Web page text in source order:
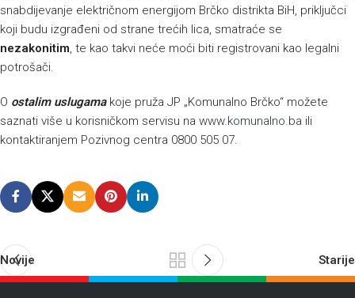
snabdijevanje električnom energijom Brčko distrikta BiH, priključci
koji budu izgrađeni od strane trećih lica, smatraće se
nezakonitim, te kao takvi neće moći biti registrovani kao legalni
potrošači.
O ostalim uslugamakoje pruža JP „Komunalno Brčko“ možete
saznati više u korisničkom servisu na www.komunalno.ba ili
kontaktiranjem Pozivnog centra 0800 505 07.
Novije Starije